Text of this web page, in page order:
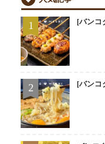
1 [バンコ
2 [バンコ